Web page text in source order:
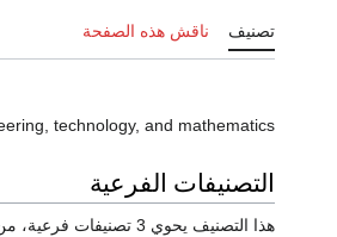
تصنيف ناقش هذه الصفحة
technology, and mathematics.
التصنيفات الفرعية
هذا التصنيف يحوي 3 تصنيفات فرعية، من إجمالي 3.